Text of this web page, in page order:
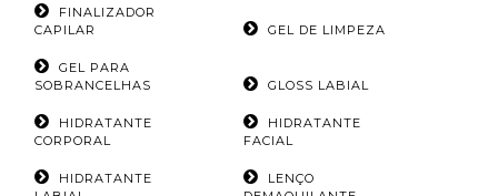
FINALIZADOR
CAPILAR
GEL DE LIMPEZA
GEL PARA
SOBRANCELHAS
GLOSS LABIAL
HIDRATANTE
CORPORAL
HIDRATANTE
FACIAL
HIDRATANTE
LENÇO